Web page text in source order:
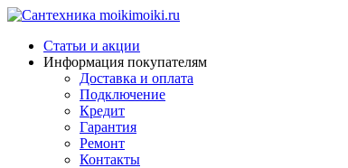
Статьи и акции
Информация покупателям
Доставка и оплата
Подключение
Кредит
Гарантия
Ремонт
Контакты